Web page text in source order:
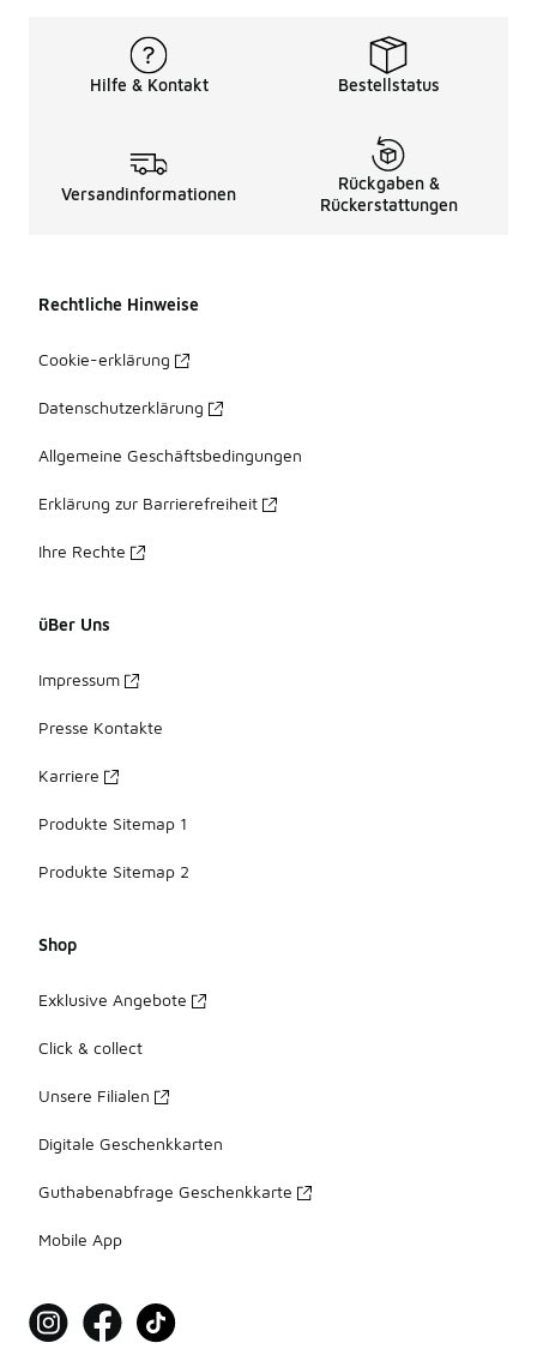
Hilfe & Kontakt Bestellstatus
Versandinformationen
Rückgaben &
Rückerstattungen
Rechtliche Hinweise
Cookie-erklärung
Datenschutzerklärung
Allgemeine Geschäftsbedingungen
Erklärung zur Barrierefreiheit
Ihre Rechte
üBer Uns
Impressum
Presse Kontakte
Karriere
Produkte Sitemap 1
Produkte Sitemap 2
Shop
Exklusive Angebote
Click & collect
Unsere Filialen
Digitale Geschenkkarten
Guthabenabfrage Geschenkkarte
Mobile App